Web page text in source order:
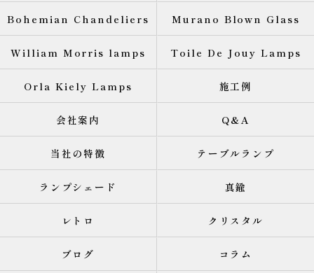
Bohemian Chandeliers Murano Blown Glass
William Morris lamps Toile De Jouy Lamps
Orla Kiely Lamps 施工例
会社案内 Q&A
当社の特徴 テーブルランプ
ランプシェード 真鍮
レトロ クリスタル
ブログ コラム